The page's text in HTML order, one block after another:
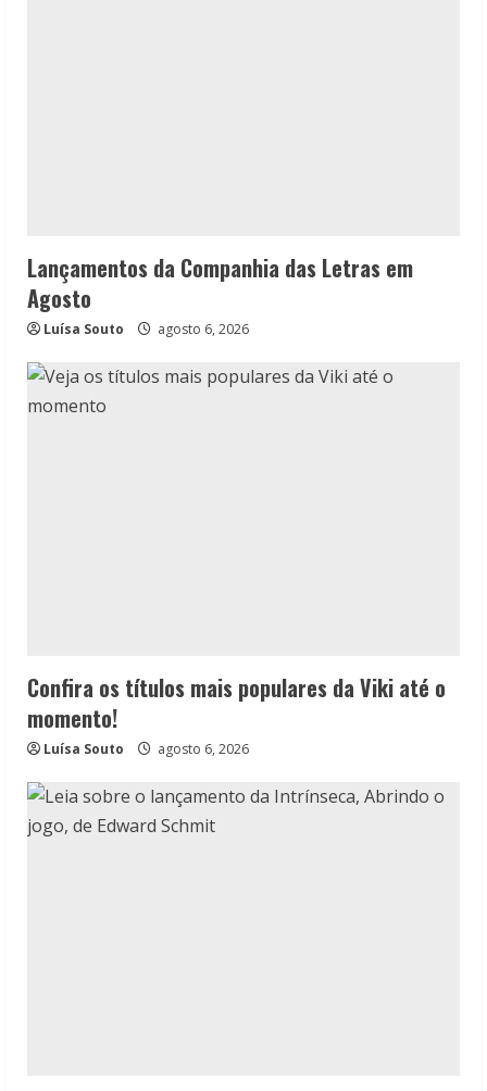
Lançamentos da Companhia das Letras em
Agosto
Luísa Souto agosto 6, 2026
Confira os títulos mais populares da Viki até o
momento!
Luísa Souto agosto 6, 2026